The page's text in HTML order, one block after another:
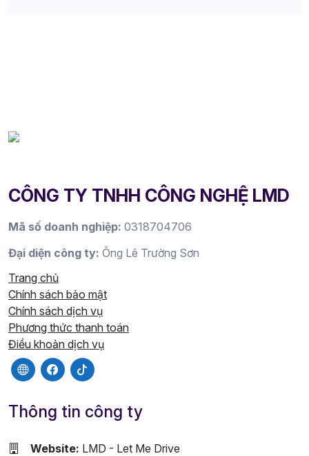
CÔNG TY TNHH CÔNG NGHỆ LMD
Mã số doanh nghiệp: 0318704706
Đại diện công ty: Ông Lê Trường Sơn
Trang chủ
Chính sách bảo mật
Chính sách dịch vụ
Phương thức thanh toán
Điều khoản dịch vụ
Thông tin công ty
Website: LMD - Let Me Drive